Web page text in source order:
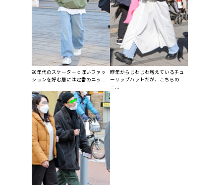
90年代のスケーターっぽいファッ
ションを好む層には定番のニッ...
昨年からじわじわ増えているチュ
ーリップハットだが、こちらの
ニ...